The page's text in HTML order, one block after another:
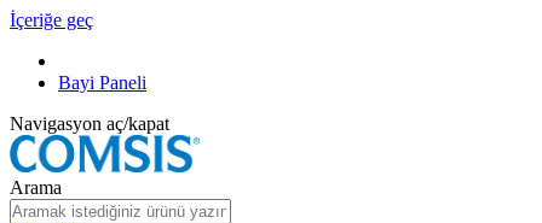
İçeriğe geç
Bayi Paneli
Navigasyon aç/kapat
Arama